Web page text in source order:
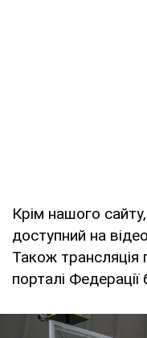
Крім нашого
доступний на
Також трансляція
порталі